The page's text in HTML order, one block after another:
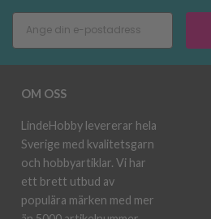
OM OSS
LindeHobby levererar hela
Sverige med kvalitetsgarn
och hobbyartiklar. Vi har
ett brett utbud av
populära märken med mer